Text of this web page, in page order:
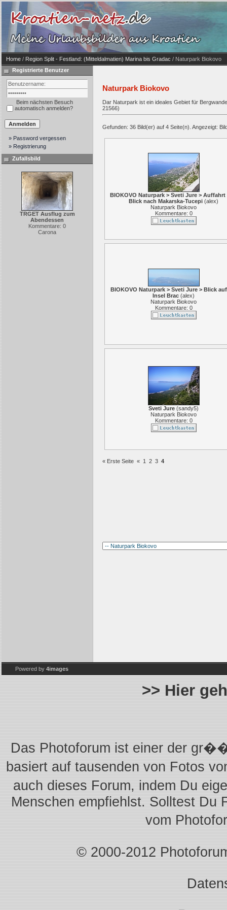
Home / Region Split - Festland: (Mitteldalmatien) Marina bis Gradac / Naturpark Biokovo
Registrierte Benutzer
Beim nächsten Besuch
automatisch anmelden?
» Password vergessen
» Registrierung
Zufallsbild
TRGET Ausflug zum
Abendessen
Kommentare: 0
Carona
Naturpark Biokovo
Dar Naturpark ist ein ideales Gebiet für
21566)
Gefunden: 36 Bild(er) auf 4 Seite(n). Angezeigt:
BIOKOVO Naturpark > Sveti Jure > Auffahrt
Blick nach Makarska-Tucepi (alex)
Naturpark Biokovo
Kommentare: 0
BIOKOVO Naturpark > Sveti Jure > Blick
Insel Brac (alex)
Naturpark Biokovo
Kommentare: 0
Sveti Jure (sandy5)
Naturpark Biokovo
Kommentare: 0
« Erste Seite « 1 2 3 4
Powered by 4images
>> Hier
Das Photoforum ist einer der
basiert auf tausenden von Fotos
auch dieses Forum, indem Du
Menschen empfiehlst. Solltest Du
vom
© 2000-2012